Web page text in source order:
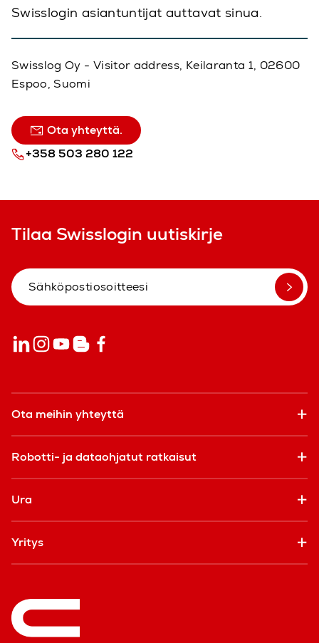
Swisslogin asiantuntijat auttavat sinua.
Swisslog Oy - Visitor address, Keilaranta 1, 02600
Espoo, Suomi
Ota yhteyttä.
+358 503 280 122
Tilaa Swisslogin uutiskirje
Ota meihin yhteyttä
Robotti- ja dataohjatut ratkaisut
Ura
Yritys